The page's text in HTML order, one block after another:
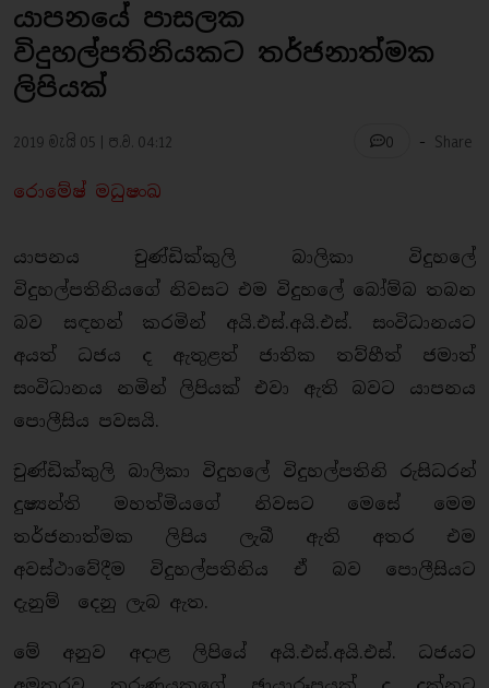
යාපනයේ පාසලක
විදුහල්පතිනියකට තර්ජනාත්මක
ලිපියක්
2019 මැයි 05 | ප.ව. 04:12 0 - Share
රොමේෂ් මධුෂංඛ
යාපනය චුණ්ඩික්කුලි බාලිකා විදුහලේ
විදුහල්පතිනියගේ නිවසට එම විදුහලේ බෝම්බ තබන
බව සඳහන් කරමින් අයි.එස්.අයි.එස්. සංවිධානයට
අයත් ධජය ද ඇතුළත් ජාතික තව්හීත් ජමාත්
සංවිධානය නමින් ලිපියක් එවා ඇති බවට යාපනය
පොලීසිය පවසයි.
චුණ්ඩික්කුලි බාලිකා විදුහලේ විදුහල්පතිනි රුසිධරන්
දුෂ්‍යන්ති මහත්මියගේ නිවසට මෙසේ මෙම
තර්ජනාත්මක ලිපිය ලැබී ඇති අතර එම
අවස්ථාවේදීම විදුහල්පතිනිය ඒ බව පොලීසියට
දැනුම් දෙනු ලැබ ඇත.
මේ අනුව අදාළ ලිපියේ අයි.එස්.අයි.එස්. ධජයට